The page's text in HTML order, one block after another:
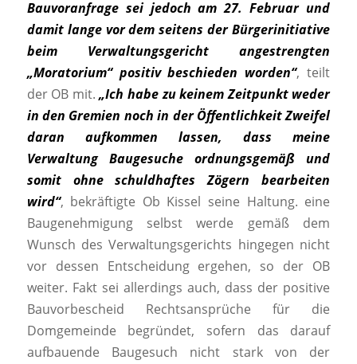
Bauvoranfrage sei jedoch am 27. Februar und
damit lange vor dem seitens der Bürgerinitiative
beim Verwaltungsgericht angestrengten
„Moratorium“ positiv beschieden worden“, teilt
der OB mit.„Ich habe zu keinem Zeitpunkt weder
in den Gremien noch in der Öffentlichkeit Zweifel
daran aufkommen lassen, dass meine
Verwaltung Baugesuche ordnungsgemäß und
somit ohne schuldhaftes Zögern bearbeiten
wird“, bekräftigte Ob Kissel seine Haltung. eine
Baugenehmigung selbst werde gemäß dem
Wunsch des Verwaltungsgerichts hingegen nicht
vor dessen Entscheidung ergehen, so der OB
weiter. Fakt sei allerdings auch, dass der positive
Bauvorbescheid Rechtsansprüche für die
Domgemeinde begründet, sofern das darauf
aufbauende Baugesuch nicht stark von der